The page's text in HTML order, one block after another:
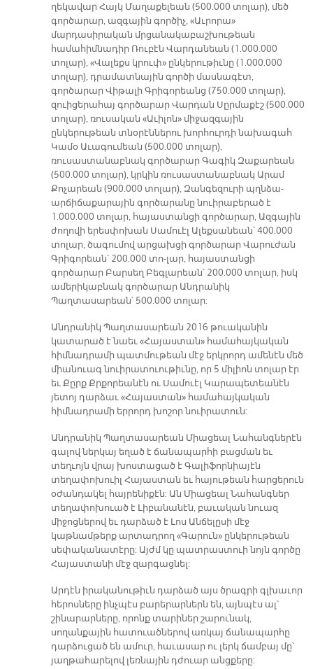
ղեկավար Հայկ Մաղաքելեան (500.000 տոլար), մեծ
գործարար, ազգային գործիչ, «Աւրորա»
մարդասիրական մրցանակաբաշխութեան
համահիմնադիր Ռուբէն Վարդանեան (1.000.000
տոլար), «Վալեքս կրուփ» ընկերութիւնը (1.000.000
տոլար), դրամատնային գործի մասնագէտ,
գործարար Վիթալի Գրիգորեանց (750.000 տոլար),
զուիցերահայ գործարար Վարդան Սըրմաքէշ (500.000
տոլար), ռուսական «Աւիլոն» միջազգային
ընկերութեան տնօրէններու խորհուրդի նախագահ
Կամօ Աւագումեան (500.000 տոլար),
ռուսաստանաբնակ գործարար Գագիկ Զաքարեան
(500.000 տոլար), կրկին ռուսաստանաբնակ Արամ
Քոչարեան (900.000 տոլար), Զանգեզուրի պղնձա-
արճիճաքարային գործարանը նուիրաբերած է
1.000.000 տոլար, հայաստանցի գործարար, Ազգային
ժողովի երեսփոխան Սամուէլ Ալեքսանեան՝ 400.000
տոլար, ծագումով արցախցի գործարար Վարուժան
Գրիգորեան՝ 200.000 տո-լար, հայաստանցի
գործարար Բարսեղ Բեգլարեան՝ 200.000 տոլար, իսկ
ամերիկաբնակ գործարար Անդրանիկ
Պաղտասարեան՝ 500.000 տոլար:
Անդրանիկ Պաղտասարեան 2016 թուականին
կատարած է նաեւ «Հայաստան» համահայկական
հիմնադրամի պատմութեան մէջ երկրորդ ամենէն մեծ
միանուագ նուիրատուութիւնը, որ 5 միլիոն տոլար էր
եւ Քըրք Քրքորեանէն ու Սամուէլ Կարապետեանէն
յետոյ դարձաւ «Հայաստան» համահայկական
հիմնադրամի երրորդ խոշոր նուիրատուն:
Անդրանիկ Պաղտասարեան Միացեալ Նահանգներէն
գալով ներկայ եղած է ճանապարհի բացման եւ
տեղւոյն վրայ խոստացած է Գալիֆորնիայէն
տեղափոխուիլ Հայաստան եւ հայութեան հարցերուն
օժանդակել հայրենիքէն: Ան Միացեալ Նահանգներ
տեղափոխուած է Լիբանանէն, բաւական նուազ
միջոցներով եւ դարձած է Լոս Անճելըսի մէջ
կաթնամթերք արտադրող «Գարուն» ընկերութեան
սեփականատէրը: Այժմ կը պատրաստուի նոյն գործը
Հայաստանի մէջ զարգացնել:
Արդէն իրականութիւն դարձած այս ծրագրի գլխաւոր
հերոսները ինչպէս բարերարներն են, այնպէս ալ՝
շինարարները, որոնք տարիներ շարունակ,
սողանքային հատուածներով առկայ ճանապարհը
դարձուցած են ամուր, հաւասար ու լերկ ճամբայ մը՝
յաղթահարելով լեռնային դժուար անցքերը: